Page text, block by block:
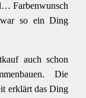
Farbenwunsch
war so ein Ding
auch schon
Die
erklärt das Ding